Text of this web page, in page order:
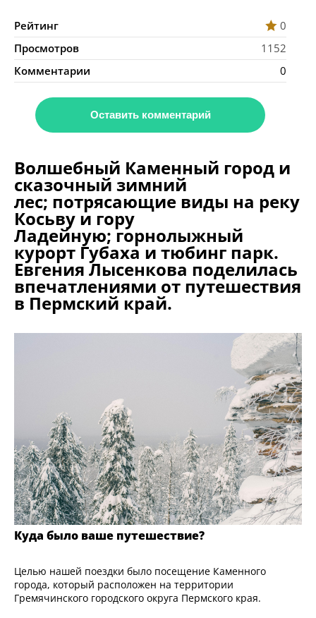
Рейтинг
0
Просмотров
1152
Комментарии
0
Оставить комментарий
Волшебный Каменный город и
сказочный зимний
лес; потрясающие виды на реку
Косьву и гору
Ладейную; горнолыжный
курорт Губаха и тюбинг парк.
Евгения Лысенкова поделилась
впечатлениями от путешествия
в Пермский край.
Куда было ваше путешествие?
Целью нашей поездки было посещение Каменного
города, который расположен на территории
Гремячинского городского округа Пермского края.